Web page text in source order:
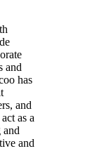
and
has
and
as a
and
and